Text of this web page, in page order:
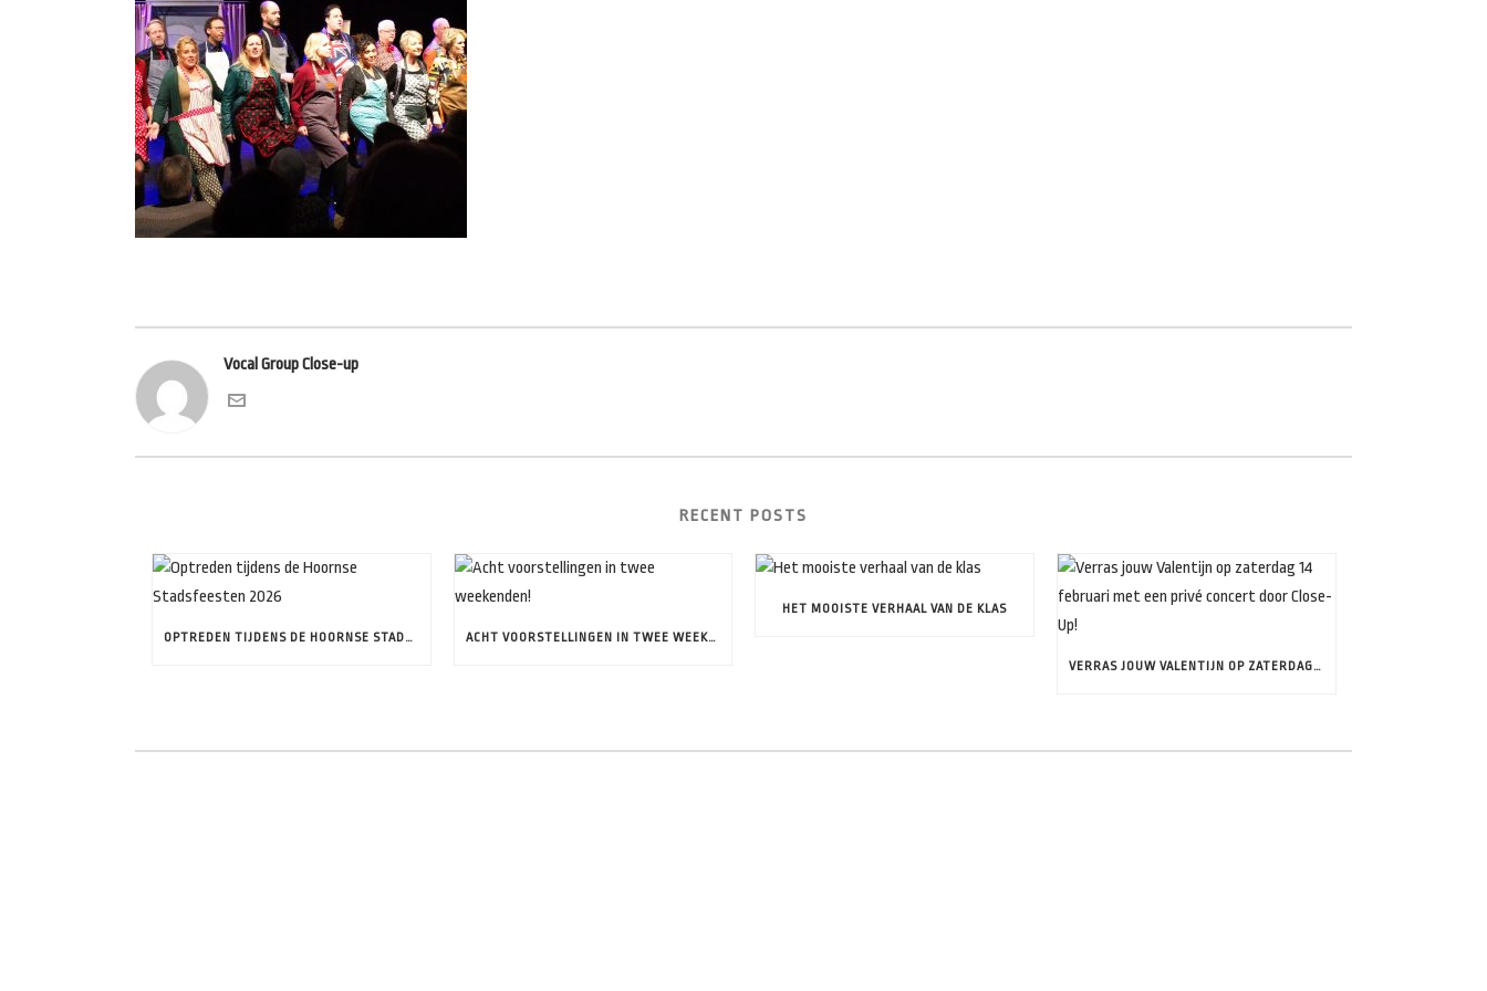
Vocal Group Close-up
RECENT POSTS
OPTREDEN TIJDENS DE HOORNSE STADSFEESTEN 2026 ACHT VOORSTELLINGEN IN TWEE WEEKENDEN!
HET MOOISTE VERHAAL VAN DE KLAS
VERRAS JOUW VALENTIJN OP ZATERDAG 14 FEBRUARI MET EEN PRIVÉ CONCERT DOOR CLOSE-UP!